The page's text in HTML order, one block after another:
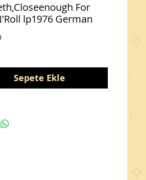
For
lp1976 German
Fiyat
Sepete Ekle